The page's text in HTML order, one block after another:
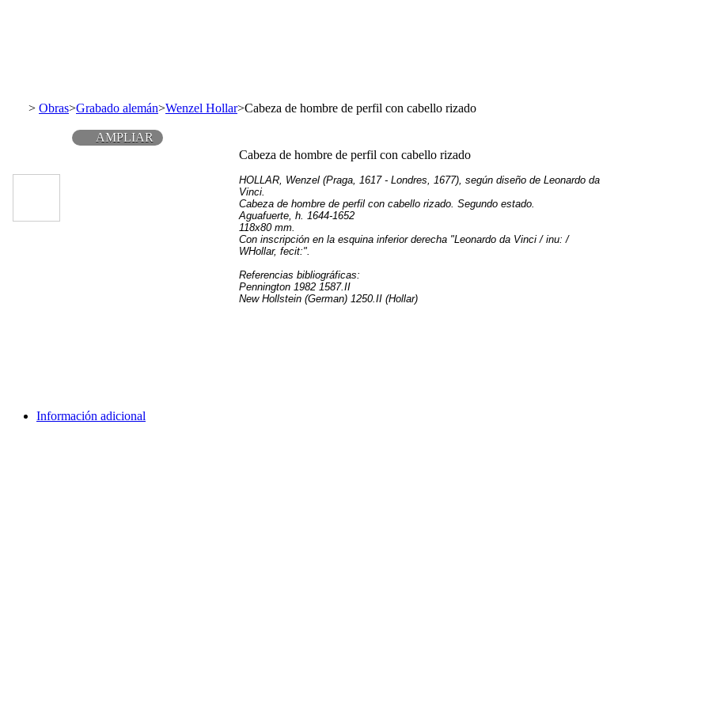
> Obras>Grabado alemán>Wenzel Hollar>Cabeza de hombre de perfil con cabello rizado
AMPLIAR
Cabeza de hombre de perfil con cabello rizado
HOLLAR, Wenzel (Praga, 1617 - Londres, 1677), según diseño de Leonardo da
Vinci.
Cabeza de hombre de perfil con cabello rizado. Segundo estado.
Aguafuerte, h. 1644-1652
118x80 mm.
Con inscripción en la esquina inferior derecha "Leonardo da Vinci / inu: /
WHollar, fecit:".
Referencias bibliográficas:
Pennington 1982 1587.II
New Hollstein (German) 1250.II (Hollar)
Información adicional